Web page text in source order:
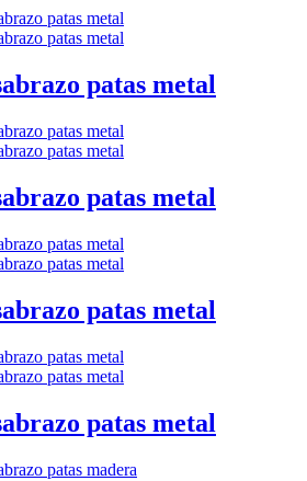
patas metal
patas metal
patas metal
patas metal